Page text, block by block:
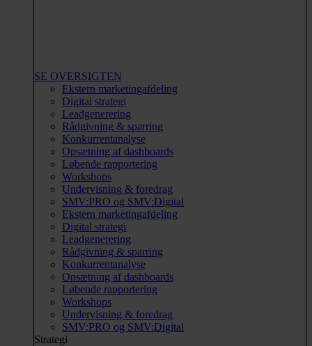
SE OVERSIGTEN
Ekstern marketingafdeling
Digital strategi
Leadgenerering
Rådgivning & sparring
Konkurrentanalyse
Opsætning af dashboards
Løbende rapportering
Workshops
Undervisning & foredrag
SMV:PRO og SMV:Digital
Ekstern marketingafdeling
Digital strategi
Leadgenerering
Rådgivning & sparring
Konkurrentanalyse
Opsætning af dashboards
Løbende rapportering
Workshops
Undervisning & foredrag
SMV:PRO og SMV:Digital
Strategi